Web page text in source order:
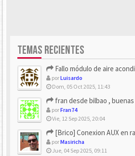
TEMAS RECIENTES
Fallo módulo de aire
porLuisardo
Dom, 05 Oct 2025, 11:43
fran desde bilbao , buenas
porFran74
Vie, 12 Sep 2025, 20:04
[Brico] Conexion AUX en
porMasiricha
Jue, 04 Sep 2025, 09:11